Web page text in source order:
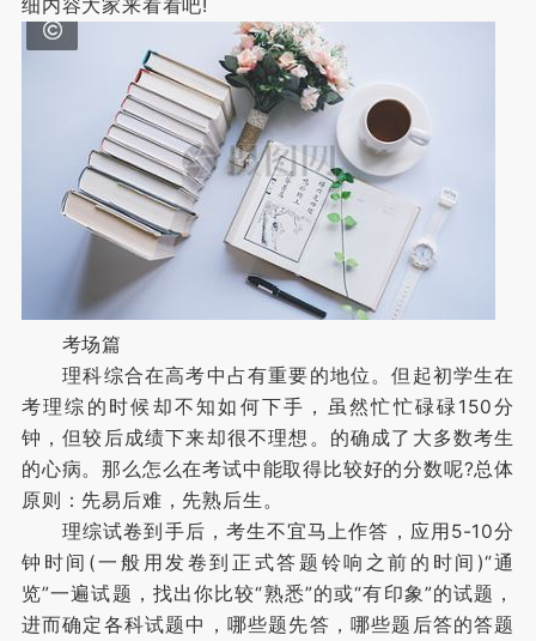
细内容大家来看看吧!
考场篇
理科综合在高考中占有重要的地位。但起初学生在
考理综的时候却不知如何下手，虽然忙忙碌碌150分
钟，但较后成绩下来却很不理想。的确成了大多数考生
的心病。那么怎么在考试中能取得比较好的分数呢?总体
原则：先易后难，先熟后生。
理综试卷到手后，考生不宜马上作答，应用5-10分
钟时间(一般用发卷到正式答题铃响之前的时间)“通
览”一遍试题，找出你比较“熟悉”的或“有印象”的试题，
进而确定各科试题中，哪些题先答，哪些题后答的答题